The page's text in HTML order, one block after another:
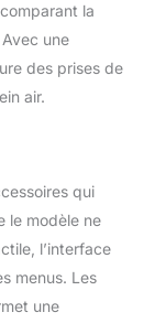
et
les
la vie.
: la
et
une
la
une
des prises de
air.
qui
le modèle ne
l’interface
menus. Les
une